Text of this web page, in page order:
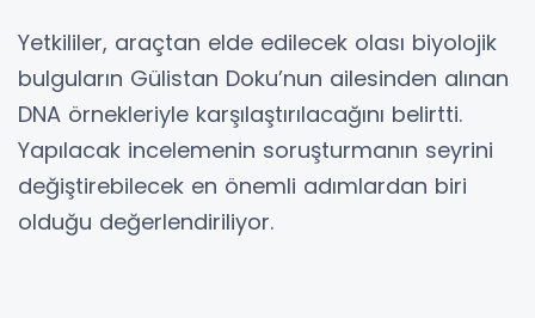
Yetkililer, araçtan elde edilecek olası biyolojik
bulguların Gülistan Doku’nun ailesinden alınan
DNA örnekleriyle karşılaştırılacağını belirtti.
Yapılacak incelemenin soruşturmanın seyrini
değiştirebilecek en önemli adımlardan biri
olduğu değerlendiriliyor.